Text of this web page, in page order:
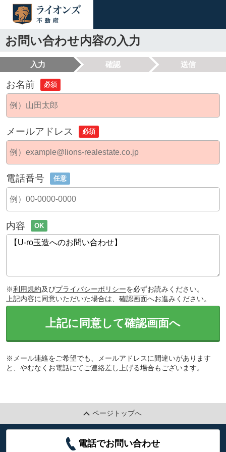
お問い合わせ内容の入力
入力 確認 送信
お名前 必須
メールアドレス 必須
電話番号 任意
内容 OK
※利用規約及びプライバシーポリシーを必ずお読みください。
上記内容に同意いただいた場合は、確認画面へお進みください。
上記に同意して確認画面へ
※メール連絡をご希望でも、メールアドレスに間違いがあります
と、やむなくお電話にてご連絡差し上げる場合もございます。
ページトップへ
電話でお問い合わせ